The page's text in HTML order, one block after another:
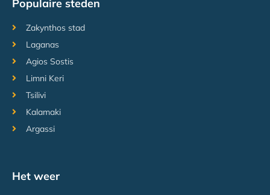
Populaire steden
Zakynthos stad
Laganas
Agios Sostis
Limni Keri
Tsilivi
Kalamaki
Argassi
Het weer